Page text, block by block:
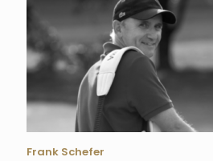
Frank Schefer